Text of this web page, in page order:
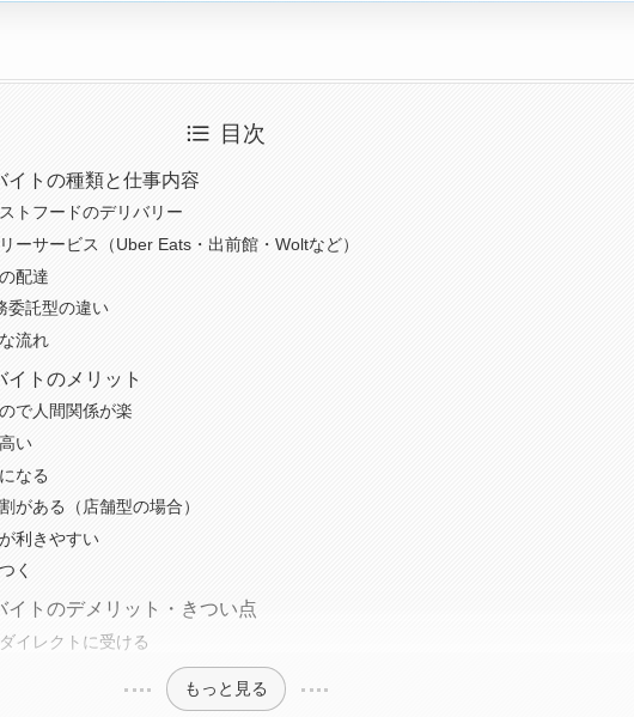
目次
イトの種類と仕事内容
トフードのデリバリー
ーサービス（Uber Eats・出前館・Woltなど）
配達
委託型の違い
流れ
トのメリット
で人間関係が楽
い
なる
がある（店舗型の場合）
利きやすい
く
イトのデメリット・きつい点
イレクトに受ける
もっと見る